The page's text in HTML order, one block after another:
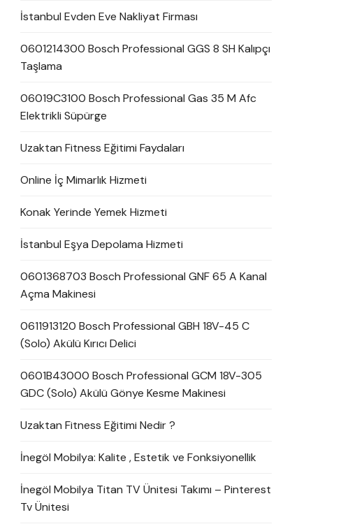
İstanbul Evden Eve Nakliyat Firması
0601214300 Bosch Professional GGS 8 SH Kalıpçı
Taşlama
06019C3100 Bosch Professional Gas 35 M Afc
Elektrikli Süpürge
Uzaktan Fitness Eğitimi Faydaları
Online İç Mimarlık Hizmeti
Konak Yerinde Yemek Hizmeti
İstanbul Eşya Depolama Hizmeti
0601368703 Bosch Professional GNF 65 A Kanal
Açma Makinesi
0611913120 Bosch Professional GBH 18V-45 C
(Solo) Akülü Kırıcı Delici
0601B43000 Bosch Professional GCM 18V-305
GDC (Solo) Akülü Gönye Kesme Makinesi
Uzaktan Fitness Eğitimi Nedir ?
İnegöl Mobilya: Kalite , Estetik ve Fonksiyonellik
İnegöl Mobilya Titan TV Ünitesi Takımı – Pinterest
Tv Ünitesi